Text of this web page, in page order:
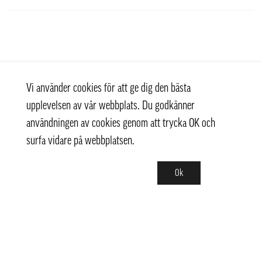
Vi använder cookies för att ge dig den bästa
upplevelsen av vår webbplats. Du godkänner
användningen av cookies genom att trycka OK och
surfa vidare på webbplatsen.
Ok